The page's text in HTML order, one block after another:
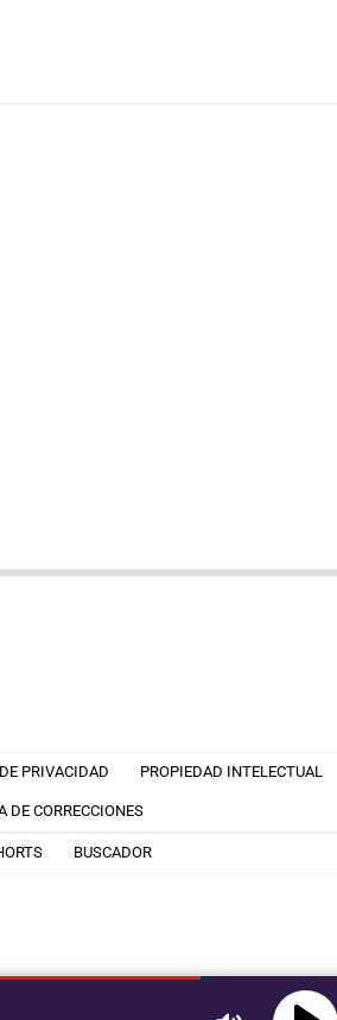
PRIVACIDAD PROPIEDAD INTELECTUAL
DE CORRECCIONES
BUSCADOR